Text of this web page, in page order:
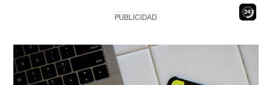
23
PUBLICIDAD